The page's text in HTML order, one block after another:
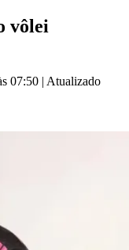
vôlei
07:50 | Atualizado